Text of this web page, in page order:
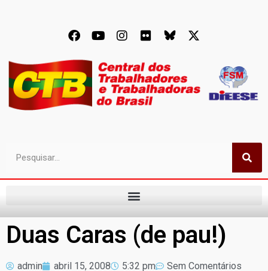
Duas Caras (de pau!)
admin abril 15, 2008 5:32 pm Sem Comentários